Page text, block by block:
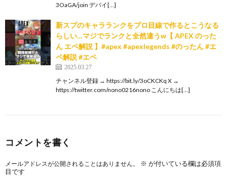
3OaGA/join デバイ[…]
新スプのキャラランクをプロ目線で作るとこうなる
らしい…マジでランクと全然違うw【 APEX のった
ん エペ解説 】#apex #apexlegends #のったん #エ
ペ解説 #エペ
2025.03.27
チャンネル登録 → https://bit.ly/3oCKCKq X →
https://twitter.com/nono0216nono こんにちは[…]
コメントを書く
メールアドレスが公開されることはありません。 ※ が付いている欄は必須項
目です